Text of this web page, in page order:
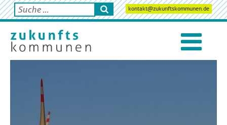
kontakt@zukunftskommunen.de